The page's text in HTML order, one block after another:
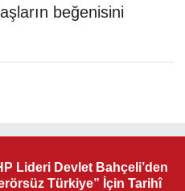
beğenisini
Lideri Devlet Bahçeli’den
Türkiye” İçin Tarihî